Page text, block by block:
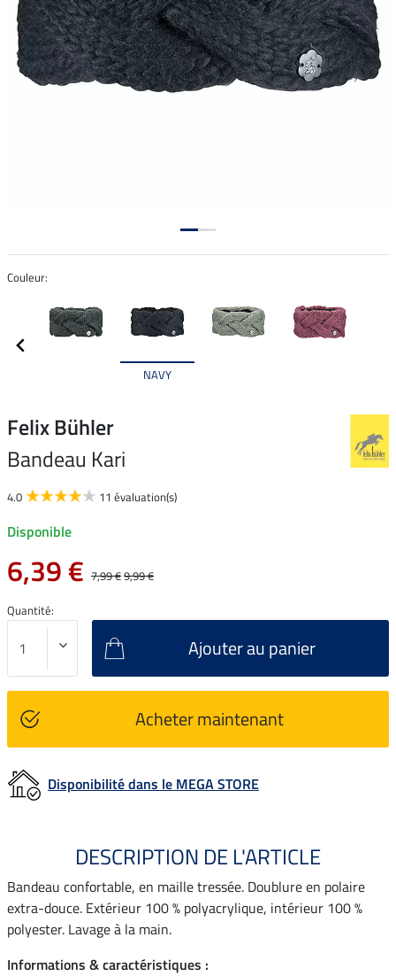
Couleur:
NAVY
Felix Bühler
Bandeau Kari
4.0 11 évaluation(s)
Disponible
6,39 € 7,99 €9,99 €
Quantité:
Ajouter au panier
Acheter maintenant
Disponibilité dans le MEGA STORE
DESCRIPTION DE L'ARTICLE
Bandeau confortable, en maille tressée. Doublure en polaire
extra-douce. Extérieur 100 % polyacrylique, intérieur 100 %
polyester. Lavage à la main.
Informations & caractéristiques :